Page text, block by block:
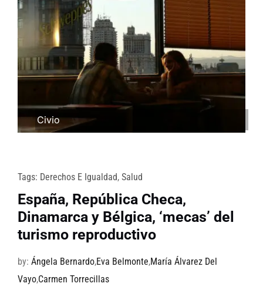
Civio
Tags: Derechos E Igualdad, Salud
España, República Checa,
Dinamarca y Bélgica, ‘mecas’ del
turismo reproductivo
by: Ángela Bernardo,Eva Belmonte,María Álvarez Del
Vayo,Carmen Torrecillas